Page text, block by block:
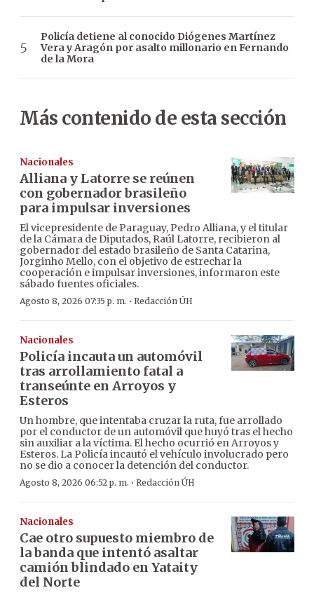
Policía detiene al conocido Diógenes Martínez
Vera y Aragón por asalto millonario en Fernando
de la Mora
Más contenido de esta sección
Nacionales
Alliana y Latorre se reúnen
con gobernador brasileño
para impulsar inversiones
El vicepresidente de Paraguay, Pedro Alliana, y el titular
de la Cámara de Diputados, Raúl Latorre, recibieron al
gobernador del estado brasileño de Santa Catarina,
Jorginho Mello, con el objetivo de estrechar la
cooperación e impulsar inversiones, informaron este
sábado fuentes oficiales.
Agosto 8, 2026 07:35 p. m. · Redacción ÚH
Nacionales
Policía incauta un automóvil
tras arrollamiento fatal a
transeúnte en Arroyos y
Esteros
Un hombre, que intentaba cruzar la ruta, fue arrollado
por el conductor de un automóvil que huyó tras el hecho
sin auxiliar a la víctima. El hecho ocurrió en Arroyos y
Esteros. La Policía incautó el vehículo involucrado pero
no se dio a conocer la detención del conductor.
Agosto 8, 2026 06:52 p. m. · Redacción ÚH
Nacionales
Cae otro supuesto miembro de
la banda que intentó asaltar
camión blindado en Yataity
del Norte